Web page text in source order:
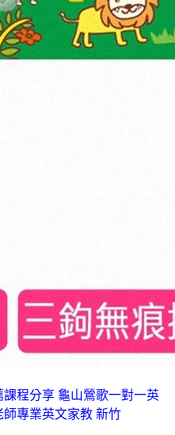
課程分享 龜山鶯歌一對一英
師專業英文家教 新竹